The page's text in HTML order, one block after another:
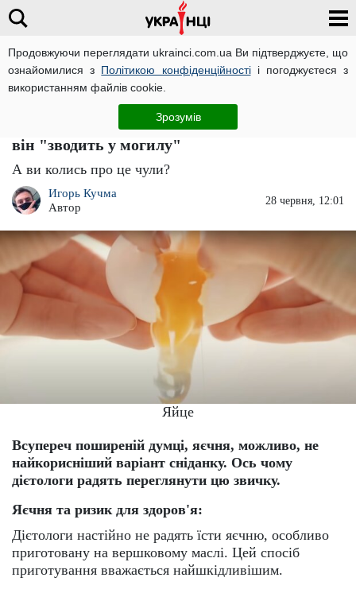
Продовжуючи переглядати ukrainci.com.ua Ви підтверджуєте, що
ознайомилися з Політикою конфіденційностіі погоджуєтеся з
використанням файлів cookie.
Зрозумів
Важливо
А ми всі так робимо: більше ніколи не
готуйте яйця цим популярним способом -
він "зводить у могилу"
А ви колись про це чули?
Игорь Кучма
Автор
28 червня, 12:01
Яйце
Всупереч поширеній думці, яєчня, можливо, не
найкорисніший варіант сніданку. Ось чому
дієтологи радять переглянути цю звичку.
Яєчня та ризик для здоров'я:
Дієтологи настійно не радять їсти яєчню, особливо
приготовану на вершковому маслі. Цей спосіб
приготування вважається найшкідливішим.